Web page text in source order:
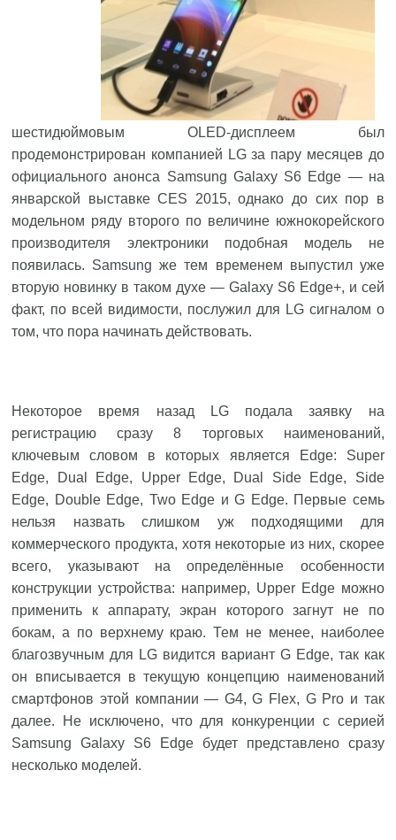
шестидюймовым OLED-дисплеем был
продемонстрирован компанией LGза пару месяцев до
официального анонса Samsung Galaxy S6 Edge — на
январской выставке CES 2015, однако до сих пор в
модельном ряду второго по величине южнокорейского
производителя электроники подобная модель не
появилась. Samsung же тем временем выпустил уже
вторую новинку в таком духе — Galaxy S6 Edge+, и сей
факт, по всей видимости, послужил для LG сигналом о
том, что пора начинать действовать.
Некоторое время назад LG подала заявку на
регистрацию сразу 8 торговых наименований,
ключевым словом в которых является Edge: Super
Edge, Dual Edge, Upper Edge, Dual Side Edge, Side
Edge, Double Edge, Two Edge и G Edge. Первые семь
нельзя назвать слишком уж подходящими для
коммерческого продукта, хотя некоторые из них, скорее
всего, указывают на определённые особенности
конструкции устройства: например, Upper Edge можно
применить к аппарату, экран которого загнут не по
бокам, а по верхнему краю. Тем не менее, наиболее
благозвучным для LG видится вариант G Edge, так как
он вписывается в текущую концепцию наименований
смартфонов этой компании — G4, G Flex, G Pro и так
далее. Не исключено, что для конкуренции с серией
Samsung Galaxy S6 Edge будет представлено сразу
несколько моделей.